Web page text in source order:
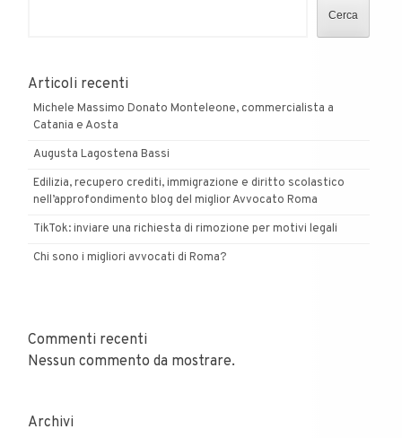
Cerca
Articoli recenti
Michele Massimo Donato Monteleone, commercialista a
Catania e Aosta
Augusta Lagostena Bassi
Edilizia, recupero crediti, immigrazione e diritto scolastico
nell’approfondimento blog del miglior Avvocato Roma
TikTok: inviare una richiesta di rimozione per motivi legali
Chi sono i migliori avvocati di Roma?
Commenti recenti
Nessun commento da mostrare.
Archivi